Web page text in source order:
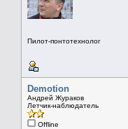
Пилот-понтотехнолог
Demotion
Андрей Жураков
Летчик-наблюдатель
Offline